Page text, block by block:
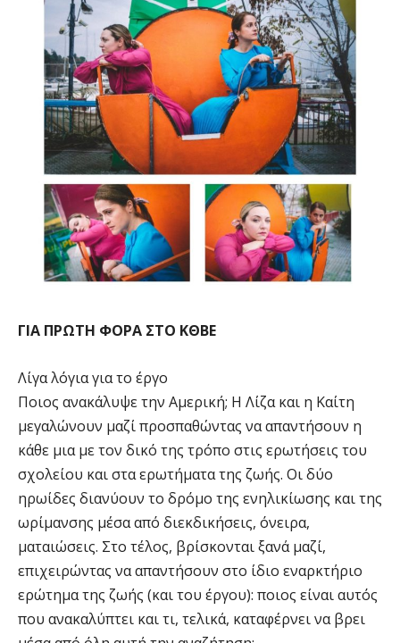
ΓΙΑ ΠΡΩΤΗ ΦΟΡΑ ΣΤΟ ΚΘΒΕ
Λίγα λόγια για το έργο
Ποιος ανακάλυψε την Αμερική; Η Λίζα και η Καίτη
μεγαλώνουν μαζί προσπαθώντας να απαντήσουν η
κάθε μια με τον δικό της τρόπο στις ερωτήσεις του
σχολείου και στα ερωτήματα της ζωής. Οι δύο
ηρωίδες διανύουν το δρόμο της ενηλικίωσης και της
ωρίμανσης μέσα από διεκδικήσεις, όνειρα,
ματαιώσεις. Στο τέλος, βρίσκονται ξανά μαζί,
επιχειρώντας να απαντήσουν στο ίδιο εναρκτήριο
ερώτημα της ζωής (και του έργου): ποιος είναι αυτός
που ανακαλύπτει και τι, τελικά, καταφέρνει να βρει